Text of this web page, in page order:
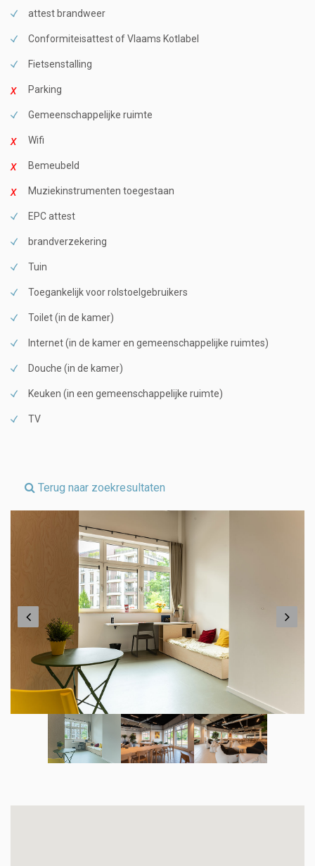
attest brandweer
Conformiteisattest of Vlaams Kotlabel
Fietsenstalling
Parking
Gemeenschappelijke ruimte
Wifi
Bemeubeld
Muziekinstrumenten toegestaan
EPC attest
brandverzekering
Tuin
Toegankelijk voor rolstoelgebruikers
Toilet (in de kamer)
Internet (in de kamer en gemeenschappelijke ruimtes)
Douche (in de kamer)
Keuken (in een gemeenschappelijke ruimte)
TV
Terug naar zoekresultaten